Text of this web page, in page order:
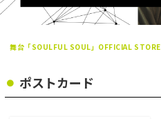
舞台「SOULFUL SOUL」OFFICIAL STORE